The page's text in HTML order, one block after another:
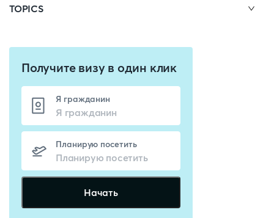
TOPICS
Получите визу в один клик
Я гражданин
Планирую посетить
Начать